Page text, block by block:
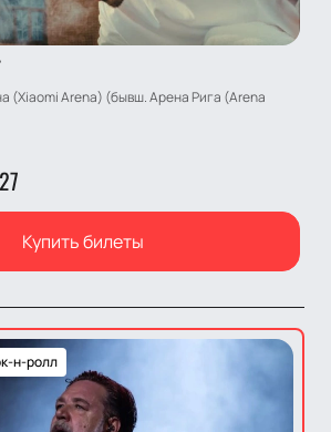
(Xiaomi Arena) (бывш. Арена Рига (Arena
Купить билеты
н-ролл